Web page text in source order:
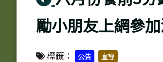
勵小朋友上網參加
標籤： 公告 宣導